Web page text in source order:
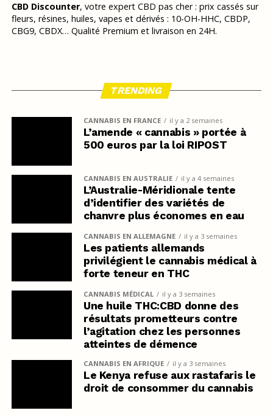
CBD Discounter, votre expert CBD pas cher : prix cassés sur
fleurs, résines, huiles, vapes et dérivés : 10-OH-HHC, CBDP,
CBG9, CBDX… Qualité Premium et livraison en 24H.
TRENDING
CANNABIS EN FRANCE il y a 2 semaines
L’amende « cannabis » portée à
500 euros par la loi RIPOST
CANNABIS EN AUSTRALIE il y a 4 semaines
L’Australie-Méridionale tente
d’identifier des variétés de
chanvre plus économes en eau
CANNABIS EN ALLEMAGNE il y a 3 semaines
Les patients allemands
privilégient le cannabis médical à
forte teneur en THC
CANNABIS MÉDICAL il y a 3 semaines
Une huile THC:CBD donne des
résultats prometteurs contre
l’agitation chez les personnes
atteintes de démence
CANNABIS EN AFRIQUE il y a 3 semaines
Le Kenya refuse aux rastafaris le
droit de consommer du cannabis